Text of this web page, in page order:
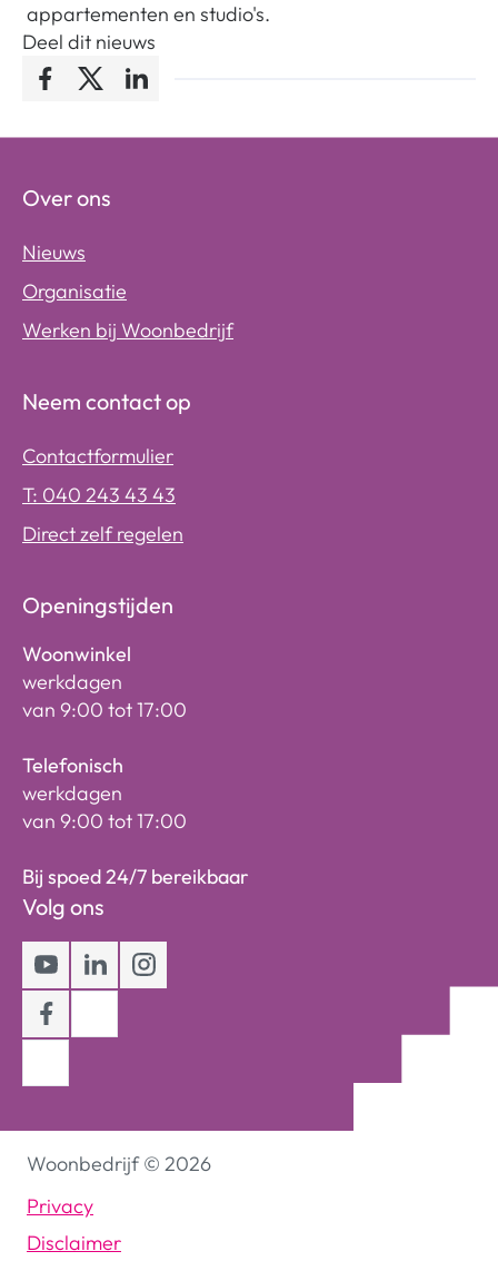
appartementen en studio's.
Deel dit nieuws
Facebook
TwitterLinkedIn
Over ons
Nieuws
Organisatie
Werken bij Woonbedrijf
Neem contact op
Contactformulier
T: 040 243 43 43
Direct zelf regelen
Openingstijden
Woonwinkel
werkdagen
van 9:00 tot 17:00
Telefonisch
werkdagen
van 9:00 tot 17:00
Bij spoed 24/7 bereikbaar
Volg ons
Youtube
LinkedInInstagram
Facebook
Woonbedrijf© 2026
Privacy
Disclaimer